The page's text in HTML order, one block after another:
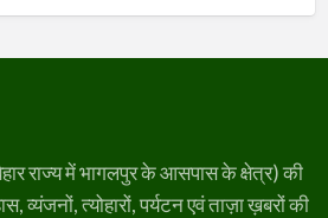
राज्य में भागलपुर के आसपास के क्षेत्र) की
व्यंजनों, त्योहारों, पर्यटन एवं ताज़ा ख़बरों की